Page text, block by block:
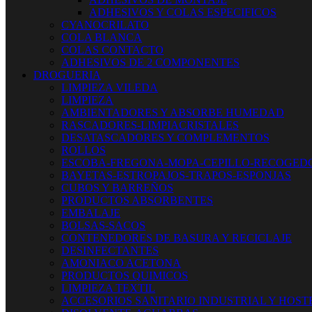
ADHESIVOS Y COLAS ESPECIFICOS
CYANOCRILATO
COLA BLANCA
COLAS CONTACTO
ADHESIVOS DE 2 COMPONENTES
DROGUERIA
LIMPIEZA VILEDA
LIMPIEZA
AMBIENTADORES Y ABSORBE HUMEDAD
RASCADORES-LIMPIACRISTALES
DESATASCADORES Y COMPLEMENTOS
ROLLOS
ESCOBA-FREGONA-MOPA-CEPILLO-
BAYETAS-ESTROPAJOS-TRAPOS-ESPONJAS
CUBOS Y BARREÑOS
PRODUCTOS ABSORBENTES
EMBALAJE
BOLSAS-SACOS
CONTENEDORES DE BASURA Y RECICLAJE
DESINFECTANTES
AMONIACO ACETONA
PRODUCTOS QUIMICOS
LIMPIEZA TEXTIL
ACCESORIOS SANITARIO INDUSTRIAL Y